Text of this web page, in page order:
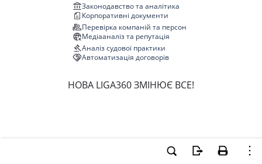
Законодавство та аналітика
Корпоративні документи
Перевірка компаній та персон
Медіааналіз та репутація
Аналіз судової практики
Автоматизація договорів
НОВА LIGA360 ЗМІНЮЄ ВСЕ!